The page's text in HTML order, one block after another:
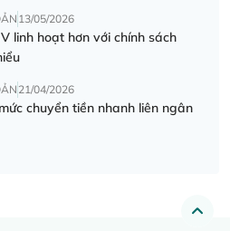
13/05/2026
linh hoạt hơn với chính sách
21/04/2026
chuyển tiền nhanh liên ngân